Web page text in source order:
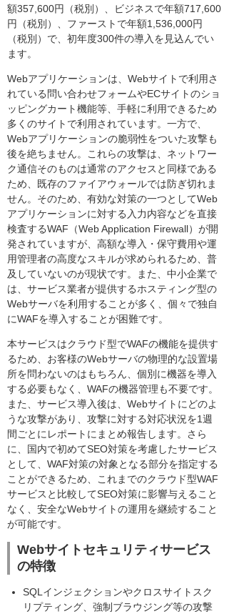
額357,600円（税別）、ビジネスで年額717,600
円（税別）、ファーストで年額1,536,000円
（税別）で、初年度300件の導入を見込んでい
ます。
Webアプリケーションは、Webサイトで利用さ
れている問い合わせフォームやECサイトのショ
ッピングカート機能等、手軽に利用できるため
多くのサイトで利用されています。一方で、
Webアプリケーションの脆弱性をついた攻撃も
後を絶ちません。これらの攻撃は、ネットワー
ク通信そのものは通常のアクセスと同様である
ため、既存のファイアウォールでは防ぎ切れま
せん。そのため、有効な対策の一つとしてWeb
アプリケーションに対する入力内容などを直接
検査するWAF（Web Application Firewall）が開
発されていますが、高額な導入・保守費用や運
用管理者の高度なスキルが求められるため、普
及していないのが現状です。また、中小企業で
は、サービス業者が提供するホスティング型の
Webサーバを利用することが多く、個々で独自
にWAFを導入することが困難です。
本サービスはクラウド型でWAFの機能を提供す
るため、お客様のWebサーバの物理的な設置場
所を問わないのはもちろん、個別に機器を導入
する必要もなく、WAFの機器管理も不要です。
また、サービス導入後は、Webサイトにどのよ
うな攻撃があり、攻撃に対する対応状況を1週
間ごとにレポートにまとめ報告します。さら
に、国内で初めてSEO対策を考慮したサービス
として、WAF対策の対象となる部分を指定する
ことができるため、これまでのクラウド型WAF
サービスと比較してSEO対策に影響与えること
なく、安全なWebサイトの運用を継続すること
が可能です。
Webサイトセキュリティサービス
の特徴
SQLインジェクションやクロスサイトスク
リプティング、強制ブラウジング等の攻撃